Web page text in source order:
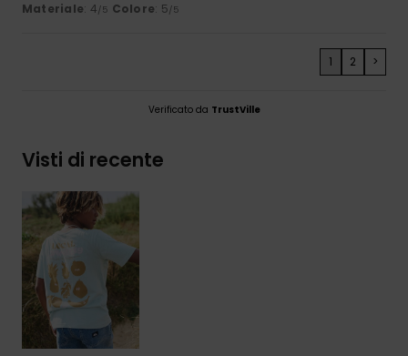
Materiale: 4/5 Colore: 5/5
1 2 >
Verificato da TrustVille
Visti di recente